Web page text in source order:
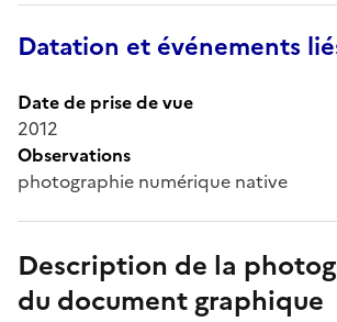
Datation et événements
Date de prise de vue
2012
Observations
photographie numérique native
Description de la
du document graphique